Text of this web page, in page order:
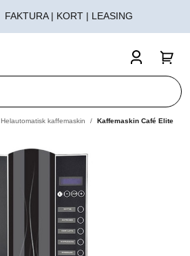
FAKTURA | KORT | LEASING
Helautomatisk kaffemaskin
Kaffemaskin Café Elite